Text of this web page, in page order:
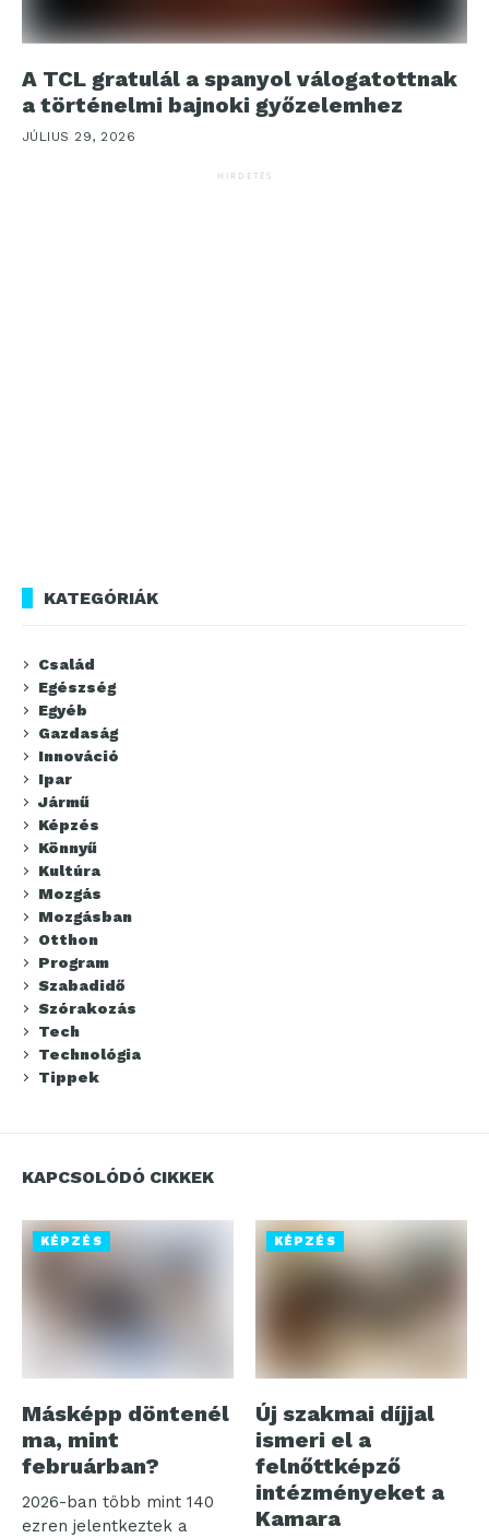
A TCL gratulál a spanyol válogatottnak
a történelmi bajnoki győzelemhez
JÚLIUS 29, 2026
HIRDETÉS
KATEGÓRIÁK
Család
Egészség
Egyéb
Gazdaság
Innováció
Ipar
Jármű
Képzés
Könnyű
Kultúra
Mozgás
Mozgásban
Otthon
Program
Szabadidő
Szórakozás
Tech
Technológia
Tippek
KAPCSOLÓDÓ CIKKEK
KÉPZÉS
Másképp döntenél
ma, mint
februárban?
2026-ban több mint 140
ezren jelentkeztek a
KÉPZÉS
Új szakmai díjjal
ismeri el a
felnőttképző
intézményeket a
Kamara